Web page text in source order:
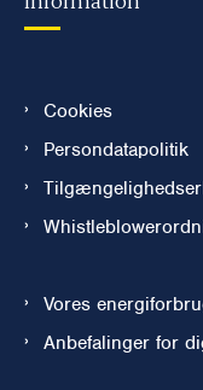
Cookies
Persondatapolitik
Vores
Anbefalinger for